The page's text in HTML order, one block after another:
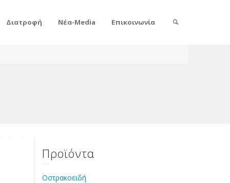
Διατροφή Νέα-Media Επικοινωνία
Προϊόντα
Οστρακοειδή